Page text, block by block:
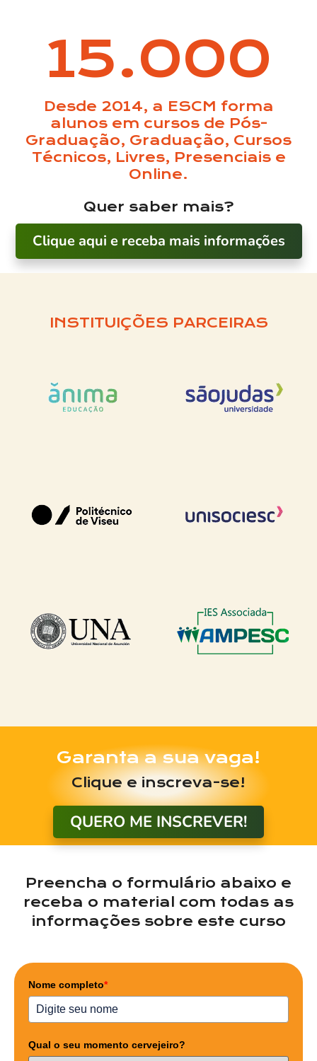
15.000
Desde 2014, a ESCM forma
alunos em cursos de Pós-
Graduação, Graduação, Cursos
Técnicos, Livres, Presenciais e
Online.
Quer saber mais?
Clique aqui e receba mais informações
INSTITUIÇÕES PARCEIRAS
Garanta a sua vaga!
Clique e inscreva-se!
QUERO ME INSCREVER!
Preencha o formulário abaixo e
receba o material com todas as
informações sobre este curso
Nome completo*
Qual o seu momento cervejeiro?